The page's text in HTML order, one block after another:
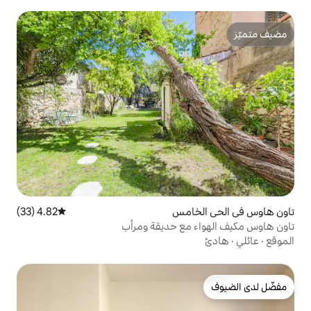
متوسط التقييم 4.82 من 5، 33 مراجعات
4.82 (33)
حديقة ومرأب